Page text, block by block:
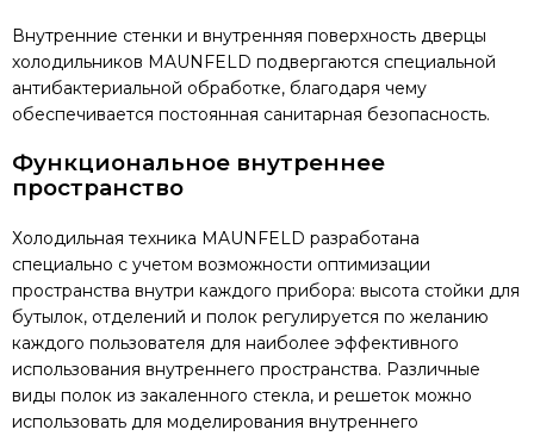
Внутренние стенки и внутренняя поверхность дверцы
холодильников MAUNFELD подвергаются специальной
антибактериальной обработке, благодаря чему
обеспечивается постоянная санитарная безопасность.
Функциональное внутреннее
пространство
Холодильная техника MAUNFELD разработана
специально с учетом возможности оптимизации
пространства внутри каждого прибора: высота стойки для
бутылок, отделений и полок регулируется по желанию
каждого пользователя для наиболее эффективного
использования внутреннего пространства. Различные
виды полок из закаленного стекла, и решеток можно
использовать для моделирования внутреннего